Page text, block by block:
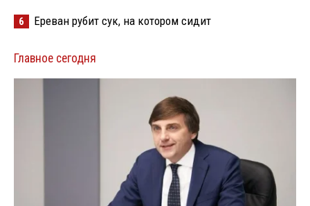
6 Ереван рубит сук, на котором сидит
Главное сегодня